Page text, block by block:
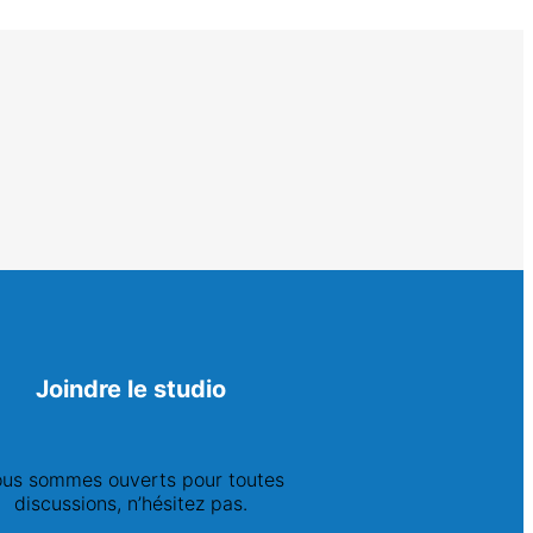
Joindre le studio
sommes ouverts pour toutes
discussions, n’hésitez pas.